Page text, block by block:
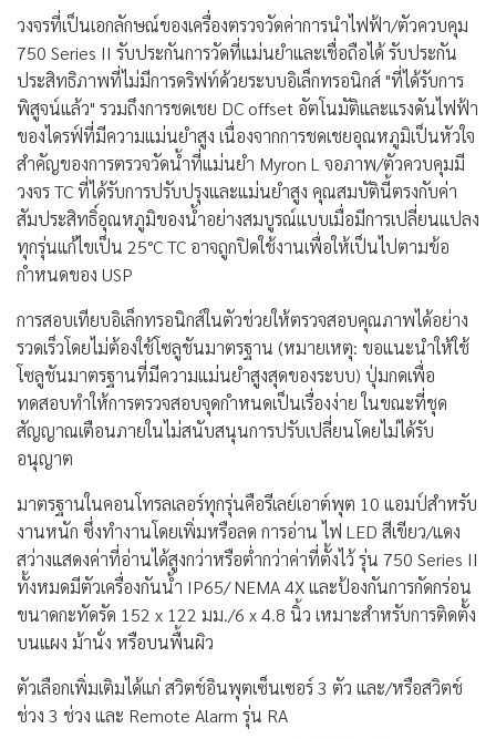
วงจรที่เป็นเอกลักษณ์ของเครื่องตรวจวัดค่าการนำไฟฟ้า/ตัวควบคุม
750 Series II รับประกันการวัดที่แม่นยำและเชื่อถือได้ รับประกัน
ประสิทธิภาพที่ไม่มีการดริฟท์ด้วยระบบอิเล็กทรอนิกส์ "ที่ได้รับการ
พิสูจน์แล้ว" รวมถึงการชดเชย DC offset อัตโนมัติและแรงดันไฟฟ้า
ของไดรฟ์ที่มีความแม่นยำสูง เนื่องจากการชดเชยอุณหภูมิเป็นหัวใจ
สำคัญของการตรวจวัดน้ำที่แม่นยำ Myron L จอภาพ/ตัวควบคุมมี
วงจร TC ที่ได้รับการปรับปรุงและแม่นยำสูง คุณสมบัตินี้ตรงกับค่า
สัมประสิทธิ์อุณหภูมิของน้ำอย่างสมบูรณ์แบบเมื่อมีการเปลี่ยนแปลง
ทุกรุ่นแก้ไขเป็น 25°C TC อาจถูกปิดใช้งานเพื่อให้เป็นไปตามข้อ
กำหนดของ USP
การสอบเทียบอิเล็กทรอนิกส์ในตัวช่วยให้ตรวจสอบคุณภาพได้อย่าง
รวดเร็วโดยไม่ต้องใช้โซลูชันมาตรฐาน (หมายเหตุ: ขอแนะนำให้ใช้
โซลูชันมาตรฐานที่มีความแม่นยำสูงสุดของระบบ) ปุ่มกดเพื่อ
ทดสอบทำให้การตรวจสอบจุดกำหนดเป็นเรื่องง่าย ในขณะที่ชุด
สัญญาณเตือนภายในไม่สนับสนุนการปรับเปลี่ยนโดยไม่ได้รับ
อนุญาต
มาตรฐานในคอนโทรลเลอร์ทุกรุ่นคือรีเลย์เอาต์พุต 10 แอมป์สำหรับ
งานหนัก ซึ่งทำงานโดยเพิ่มหรือลด การอ่าน ไฟ LED สีเขียว/แดง
สว่างแสดงค่าที่อ่านได้สูงกว่าหรือต่ำกว่าค่าที่ตั้งไว้ รุ่น 750 Series II
ทั้งหมดมีตัวเครื่องกันน้ำ IP65/ NEMA 4X และป้องกันการกัดกร่อน
ขนาดกะทัดรัด 152 x 122 มม./6 x 4.8 นิ้ว เหมาะสำหรับการติดตั้ง
บนแผง ม้านั่ง หรือบนพื้นผิว
ตัวเลือกเพิ่มเติมได้แก่ สวิตช์อินพุตเซ็นเซอร์ 3 ตัว และ/หรือสวิตช์
ช่วง 3 ช่วง และ Remote Alarm รุ่น RA